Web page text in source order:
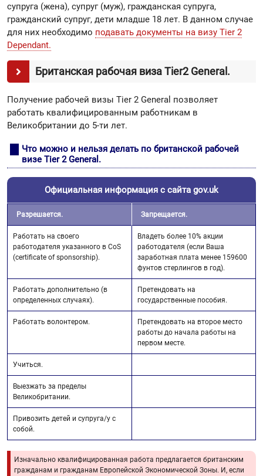
супруга (жена), супруг (муж), гражданская супруга,
гражданский супруг, дети младше 18 лет. В данном случае
для них необходимо подавать документы на визу Tier 2
Dependant.
Британская рабочая виза Tier2 General.
Получение рабочей визы Tier 2 General позволяет
работать квалифицированным работникам в
Великобритании до 5-ти лет.
Что можно и нельзя делать по британской рабочей
визе Tier 2 General.
Официальная информация с сайта gov.uk
Разрешается. Запрещается.
Работать на своего
работодателя указанного в CoS
(certificate of sponsorship).
Владеть более 10% акции
работодателя (если Ваша
заработная плата менее 159600
фунтов стерлингов в год).
Работать дополнительно (в
определенных случаях).
Претендовать на
государственные пособия.
Работать волонтером.
Претендовать на второе место
работы до начала работы на
первом месте.
Учиться.
Выезжать за пределы
Великобритании.
Привозить детей и супруга/у с
собой.
Изначально квалифицированная работа предлагается британским
гражданам и гражданам Европейской Экономической Зоны. И, если